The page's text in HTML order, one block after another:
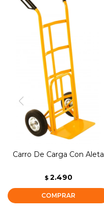
Carro De Carga Con Aleta
$ 2.490